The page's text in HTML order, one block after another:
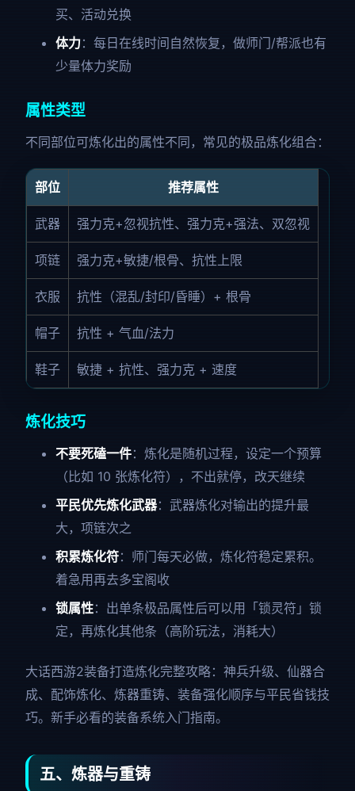
买、活动兑换
体力：每日在线时间自然恢复，做师门/帮派也有
少量体力奖励
属性类型
不同部位可炼化出的属性不同，常见的极品炼化组合：
部位 推荐属性
武器 强力克+忽视抗性、强力克+强法、双忽视
项链 强力克+敏捷/根骨、抗性上限
衣服 抗性（混乱/封印/昏睡）+ 根骨
帽子 抗性 + 气血/法力
鞋子 敏捷 + 抗性、强力克 + 速度
炼化技巧
不要死磕一件：炼化是随机过程，设定一个预算
（比如 10 张炼化符），不出就停，改天继续
平民优先炼化武器：武器炼化对输出的提升最
大，项链次之
积累炼化符：师门每天必做，炼化符稳定累积。
着急用再去多宝阁收
锁属性：出单条极品属性后可以用「锁灵符」锁
定，再炼化其他条（高阶玩法，消耗大）
大话西游2装备打造炼化完整攻略：神兵升级、仙器合
成、配饰炼化、炼器重铸、装备强化顺序与平民省钱技
巧。新手必看的装备系统入门指南。
五、炼器与重铸